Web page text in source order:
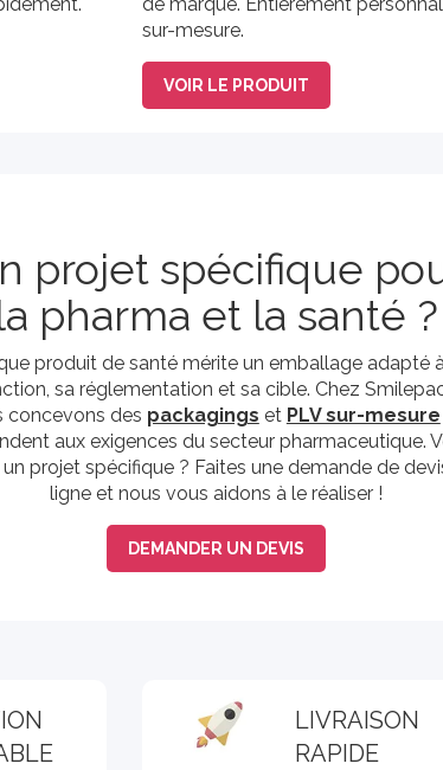
sur-mesure.
VOIR LE PRODUIT
projet spécifique
pharma et la santé ?
produit de santé mérite un emballage adapté
sa réglementation et sa cible. Chez
concevons des packagings et PLV sur-mesure
aux exigences du secteur pharmaceutique.
projet spécifique ? Faites une demande de
ligne et nous vous aidons à le réaliser !
DEMANDER UN DEVIS
LIVRAISON
RAPIDE